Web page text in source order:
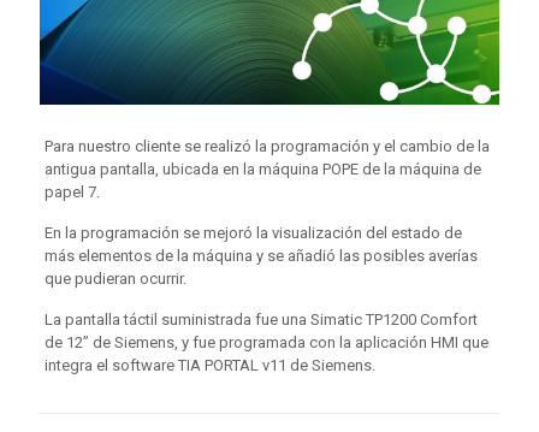
Para nuestro cliente se realizó la programación y el cambio de la
antigua pantalla, ubicada en la máquina POPE de la máquina de
papel 7.
En la programación se mejoró la visualización del estado de
más elementos de la máquina y se añadió las posibles averías
que pudieran ocurrir.
La pantalla táctil suministrada fue una Simatic TP1200 Comfort
de 12” de Siemens, y fue programada con la aplicación HMI que
integra el software TIA PORTAL v11 de Siemens.